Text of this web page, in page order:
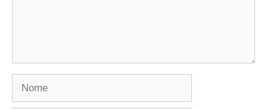
Nome